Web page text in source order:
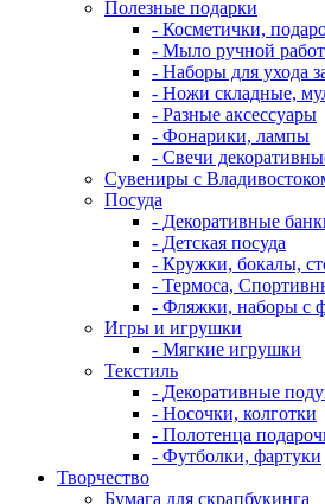
Полезные подарки
- Косметички,
- Мыло ручной
- Наборы для ухода
- Ножи складные,
- Разные аксессуары
- Фонарики, лампы
- Свечи
Сувениры с
Посуда
- Декоративные
- Детская посуда
- Кружки, бокалы,
- Термоса,
- Фляжки, наборы с
Игры и игрушки
- Мягкие игрушки
Текстиль
- Декоративные
- Носочки, колготки
- Полотенца
- Футболки, фартуки
Творчество
Бумага для скрапбукинга